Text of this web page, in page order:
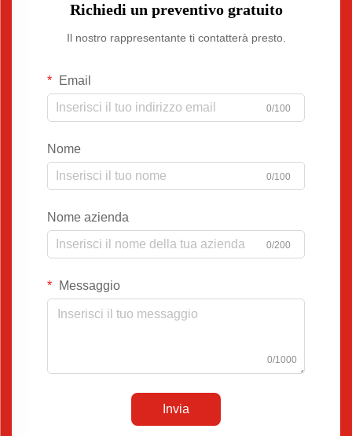
Richiedi un preventivo gratuito
Il nostro rappresentante ti contatterà presto.
Email
0/100
Nome
0/100
Nome azienda
0/200
Messaggio
0/1000
Invia